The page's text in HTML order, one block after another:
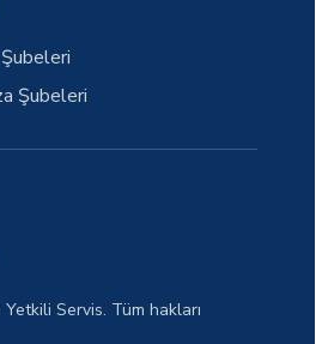
Şubeleri
Şubeleri
Servis. Tüm hakları